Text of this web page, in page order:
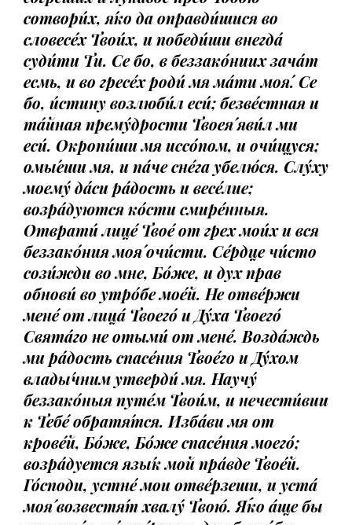
сотвори́х, я́ко да оправди́шися во
словесе́х Твои́х, и победи́ши внегда́
суди́ти Ти. Се бо, в беззако́ниих зача́т
есмь, и во гресе́х роди́ мя ма́ти моя́. Се
бо, и́стину возлюби́л еси́; безве́стная и
та́йная прему́дрости Твоея́ яви́л ми
еси́. Окропи́ши мя иссо́пом, и очи́щуся;
омы́еши мя, и па́че сне́га убелю́ся. Слу́ху
моему́ да́си ра́дость и весе́лие;
возра́дуются ко́сти смире́нныя.
Отврати́ лице́ Твое́ от грех мои́х и вся
беззако́ния моя́ очи́сти. Се́рдце чи́сто
сози́жди во мне, Бо́же, и дух прав
обнови́ во утро́бе мое́й. Не отве́ржи
мене́ от лица́ Твоего́ и Ду́ха Твоего́
Свята́го не отыми́ от мене́. Возда́ждь
ми ра́дость спасе́ния Твое́го и Ду́хом
влады́чним утверди́ мя. Научу́
беззако́ныя путе́м Твои́м, и нечести́вии
к Тебе́ обратя́тся. Изба́ви мя от
крове́й, Бо́же, Бо́же спасе́ния моего́;
возра́дуется язы́к мой пра́вде Твое́й.
Го́споди, устне́ мои отве́рзеши, и уста́
моя́ возвестя́т хвалу́ Твою́. Я́ко а́ще бы